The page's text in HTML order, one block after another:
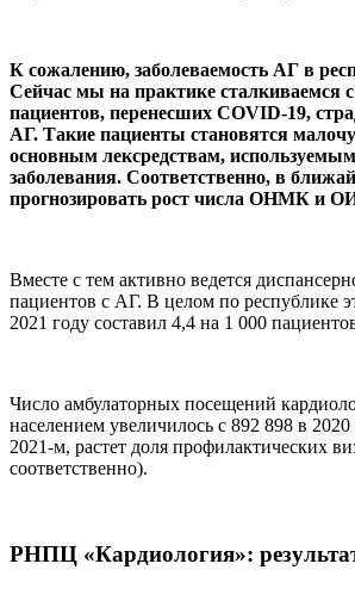
К сожалению, заболеваемость АГ в
Сейчас мы на практике сталкиваемся
пациентов, перенесших COVID-19,
АГ. Такие пациенты становятся
основным лексредствам,
заболевания. Соответственно, в
прогнозировать рост числа ОНМК и
Вместе с тем активно ведется
пациентов с АГ. В целом по республике
2021 году составил 4,4 на 1 000
Число амбулаторных посещений
населением увеличилось с 892 898 в
2021-м, растет доля профилактических
соответственно).
РНПЦ «Кардиология»: